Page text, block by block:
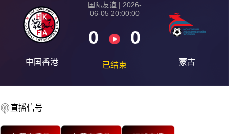
中国香港
国际友谊 | 2026-
06-05 20:00:00
0 0
已结束 蒙古
直播信号